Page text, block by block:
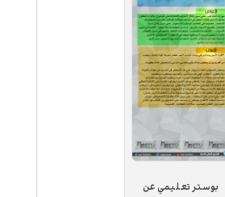
بوستر تعليمي عن